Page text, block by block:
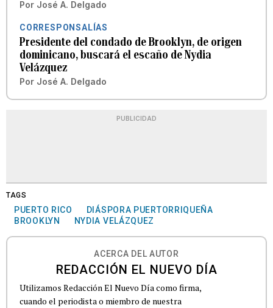
Por José A. Delgado
CORRESPONSALÍAS
Presidente del condado de Brooklyn, de origen
dominicano, buscará el escaño de Nydia
Velázquez
Por José A. Delgado
PUBLICIDAD
TAGS
PUERTO RICO
DIÁSPORA PUERTORRIQUEÑA
BROOKLYN
NYDIA VELÁZQUEZ
ACERCA DEL AUTOR
REDACCIÓN EL NUEVO DÍA
Utilizamos Redacción El Nuevo Día como firma,
cuando el periodista o miembro de nuestra